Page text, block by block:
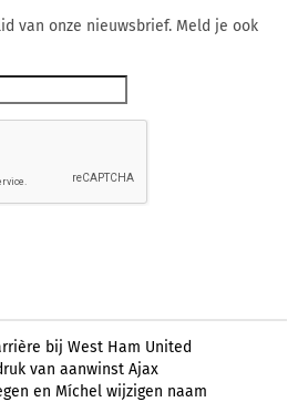
van onze nieuwsbrief. Meld je ook
bij West Ham United
van aanwinst Ajax
en Míchel wijzigen naam